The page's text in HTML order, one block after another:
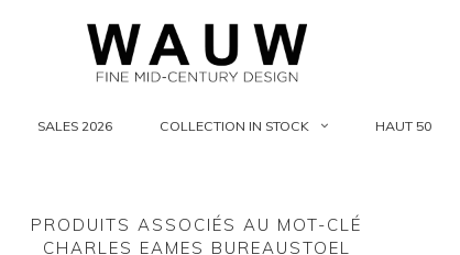
SALES 2026 COLLECTION IN STOCK HAUT 50
PRODUITS ASSOCIÉS AU MOT-CLÉ
CHARLES EAMES BUREAUSTOEL